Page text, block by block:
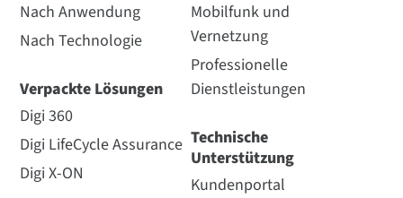
Nach Anwendung
Nach Technologie
Verpackte Lösungen
Digi 360
Digi LifeCycle Assurance
Digi X-ON
Mobilfunk und
Vernetzung
Professionelle
Dienstleistungen
Technische
Unterstützung
Kundenportal